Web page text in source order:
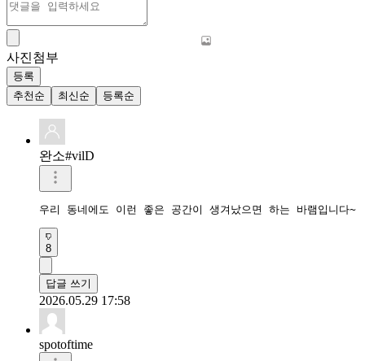
사진첨부
등록
추천순
최신순 등록순
완소#vilD
우리 동네에도 이런 좋은 공간이 생겨났으면 하는 바램입니다~
8
답글 쓰기
2026.05.29 17:58
spotoftime